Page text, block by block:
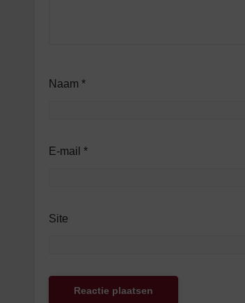
Naam *
E-mail *
Site